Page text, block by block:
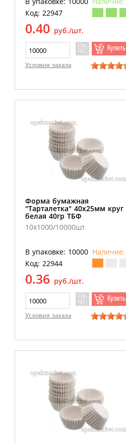
Код: 22947
0.40 руб./шт.
Купить
Условия заказа
Форма бумажная
"Тарталетка" 40х25мм круг
белая 40гр ТБФ
10х1000/10000шт
В упаковке: 10000 Наличие:
Код: 22944
0.36 руб./шт.
Купить
Условия заказа